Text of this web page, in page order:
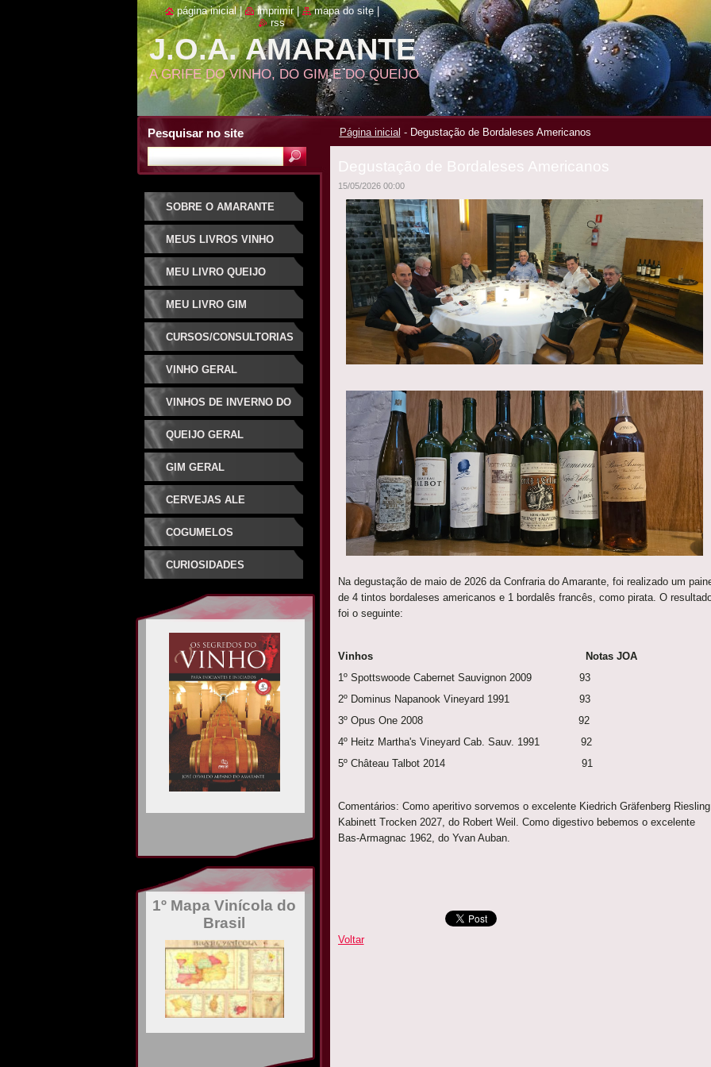
J.O.A. AMARANTE
A GRIFE DO VINHO, DO GIM E DO QUEIJO
Página inicial - Degustação de Bordaleses Americanos
Degustação de Bordaleses Americanos
15/05/2026 00:00
Na degustação de maio de 2026 da Confraria do Amarante, foi realizado um
de 4 tintos bordaleses americanos e 1 bordalês francês, como pirata. O
foi o seguinte:
Vinhos Notas JOA
1º Spottswoode Cabernet Sauvignon 2009 93
2º Dominus Napanook Vineyard 1991 93
3º Opus One 2008 92
4º Heitz Martha's Vineyard Cab. Sauv. 1991 92
5º Château Talbot 2014 91
Comentários: Como aperitivo sorvemos o excelente Kiedrich Gräfenberg Riesling
Kabinett Trocken 2027, do Robert Weil. Como digestivo bebemos o excelente
Bas-Armagnac 1962, do Yvan Auban.
Voltar
SOBRE O AMARANTE
MEUS LIVROS VINHO
MEU LIVRO QUEIJO
MEU LIVRO GIM
CURSOS/CONSULTORIAS
VINHO GERAL
VINHOS DE INVERNO DO
SUDESTE
QUEIJO GERAL
GIM GERAL
CERVEJAS ALE
ESPECIAIS
COGUMELOS
CURIOSIDADES
1º Mapa Vinícola do
Brasil
Pesquisar no site
página inicial | imprimir | mapa do site |
rss